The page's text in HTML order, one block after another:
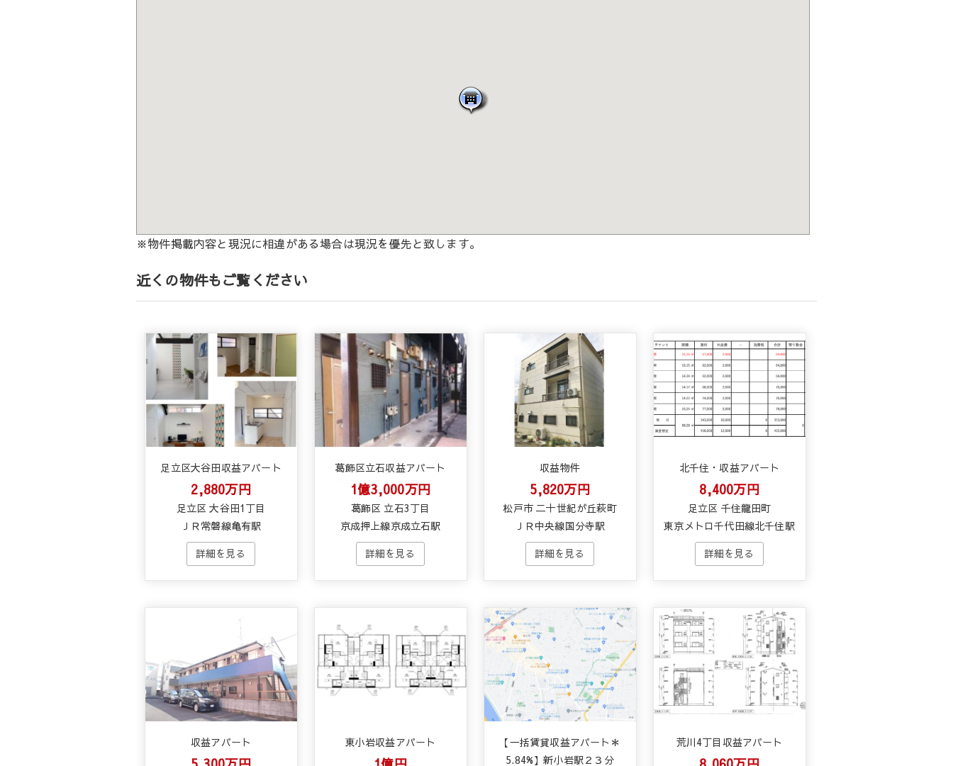
※物件掲載内容と現況に相違がある場合は現況を優先と致します。
近くの物件もご覧ください
足立区大谷田収益アパート
2,880万円
足立区 大谷田1丁目
ＪＲ常磐線亀有駅
葛飾区立石収益アパート
1億3,000万円
葛飾区 立石3丁目
京成押上線京成立石駅
収益物件
5,820万円
松戸市 二十世紀が丘萩町
ＪＲ中央線国分寺駅
北千住・収益アパート
8,400万円
足立区 千住龍田町
東京メトロ千代田線北千住駅
収益アパート 東小岩収益アパート
【一括賃貸収益アパート＊
5.84%】新小岩駅２３分
荒川4丁目収益アパート